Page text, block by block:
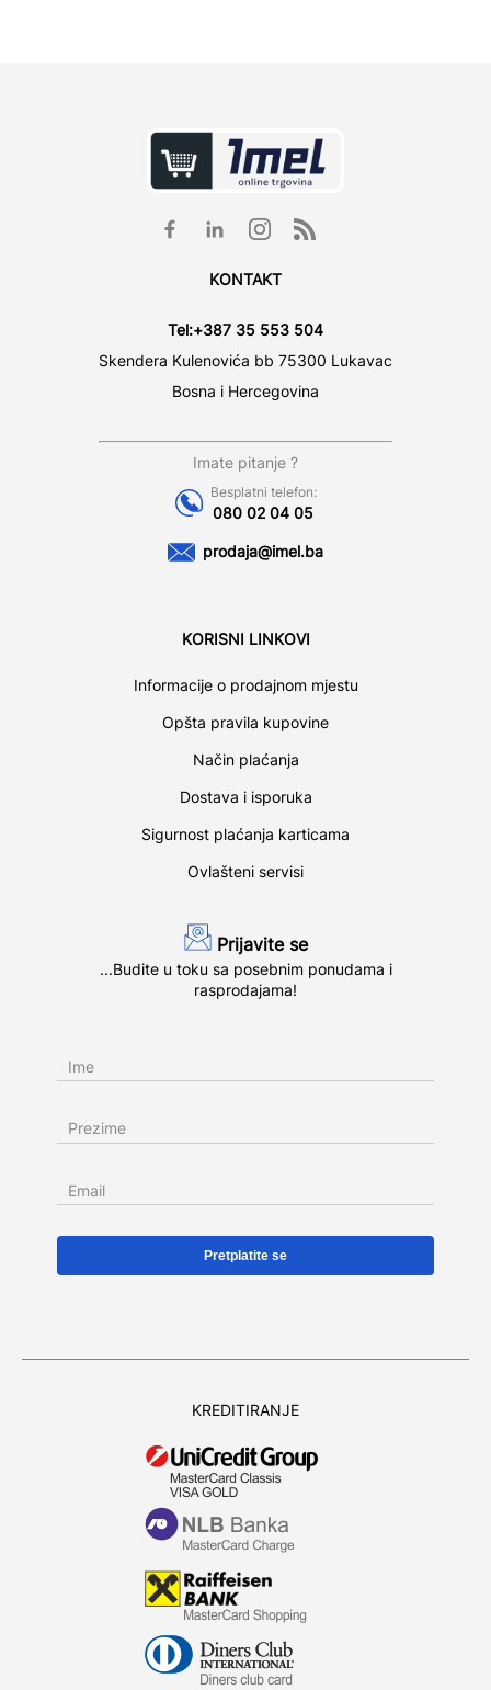
KONTAKT
Tel:+387 35 553 504
Skendera Kulenovića bb 75300 Lukavac
Bosna i Hercegovina
Imate pitanje ?
Besplatni telefon:
080 02 04 05
prodaja@imel.ba
KORISNI LINKOVI
Informacije o prodajnom mjestu
Opšta pravila kupovine
Način plaćanja
Dostava i isporuka
Sigurnost plaćanja karticama
Ovlašteni servisi
Prijavite se
...Budite u toku sa posebnim ponudama i
rasprodajama!
Ime
Prezime
Email
KREDITIRANJE